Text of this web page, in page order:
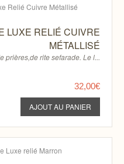
LUXE RELIÉ CUIVRE
MÉTALLISÉ
prières,de rite sefarade. Le l...
32,00€